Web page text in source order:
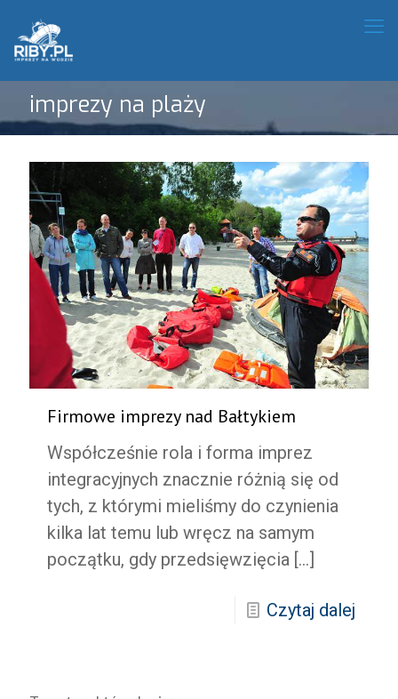
imprezy na plaży
Firmowe imprezy nad Bałtykiem
Współcześnie rola i forma imprez
integracyjnych znacznie różnią się od
tych, z którymi mieliśmy do czynienia
kilka lat temu lub wręcz na samym
początku, gdy przedsięwzięcia […]
Czytaj dalej